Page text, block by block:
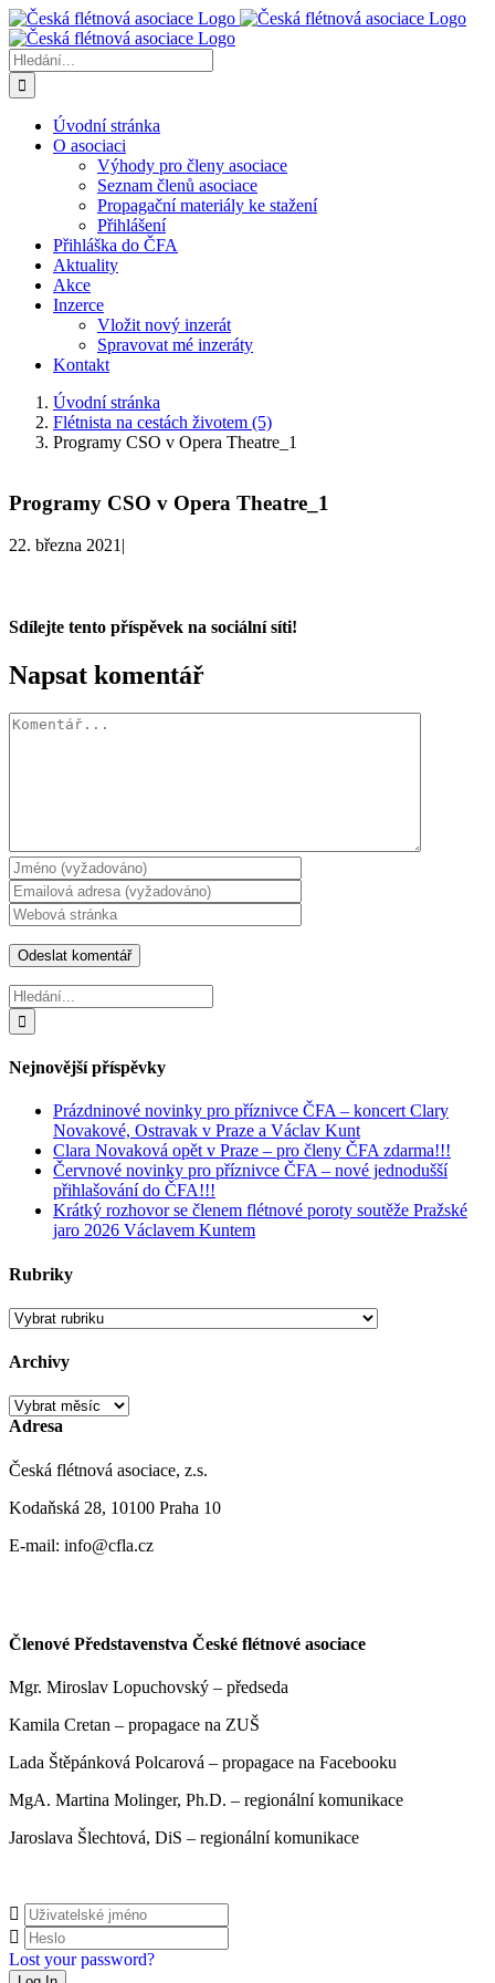
Přeskočit
na
obsah
Hledat:
Úvodní stránka
O asociaci
Výhody pro členy asociace
Seznam členů asociace
Propagační materiály ke stažení
Přihlášení
Přihláška do ČFA
Aktuality
Akce
Inzerce
Vložit nový inzerát
Spravovat mé inzeráty
Kontakt
Úvodní stránka
Flétnista na cestách životem (5)
Programy CSO v Opera Theatre_1
Programy CSO v Opera Theatre_1
22. března 2021|
Sdílejte tento příspěvek na sociální síti!
Facebook
X
WhatsApp
Napsat komentář
Komentář
Hledat:
Nejnovější příspěvky
Prázdninové novinky pro příznivce ČFA – koncert Clary
Novakové, Ostravak v Praze a Václav Kunt
Clara Novaková opět v Praze – pro členy ČFA zdarma!!!
Červnové novinky pro příznivce ČFA – nové jednodušší
přihlašování do ČFA!!!
Krátký rozhovor se členem flétnové poroty soutěže Pražské
jaro 2026 Václavem Kuntem
Rubriky
Rubriky
Archivy
Archivy
Adresa
Česká flétnová asociace, z.s.
Kodaňská 28, 10100 Praha 10
E-mail: info@cfla.cz
Členové Představenstva České flétnové asociace
Mgr. Miroslav Lopuchovský – předseda
Kamila Cretan – propagace na ZUŠ
Lada Štěpánková Polcarová – propagace na Facebooku
MgA. Martina Molinger, Ph.D. – regionální komunikace
Jaroslava Šlechtová, DiS – regionální komunikace
Lost your password?